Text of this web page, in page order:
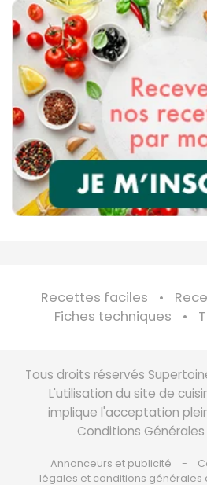
Recettes faciles
Fiches techniques
Tous droits réservés
L'utilisation du site de
implique l'acceptation
Conditions
Annonceurs et publicité
légales et conditions générales